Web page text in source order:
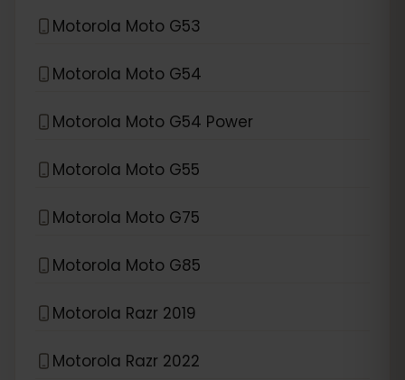
Motorola Moto G53
Motorola Moto G54
Motorola Moto G54 Power
Motorola Moto G55
Motorola Moto G75
Motorola Moto G85
Motorola Razr 2019
Motorola Razr 2022